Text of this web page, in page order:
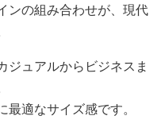
ンの組み合わせが、現代
ジュアルからビジネスま
適なサイズ感です。